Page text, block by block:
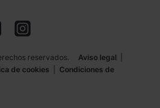
reservados. Aviso legal
de cookies
Condiciones de